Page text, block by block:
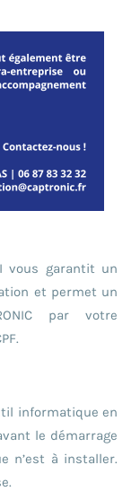
vous garantit un
et permet un
par votre
informatique en
le démarrage
n’est à installer.